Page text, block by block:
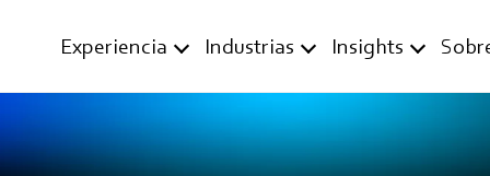
Experiencia Industrias Insights